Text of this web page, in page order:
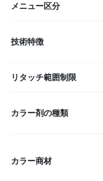
メニュー区分
技術特徴
リタッチ範囲制限
カラー剤の種類
カラー商材